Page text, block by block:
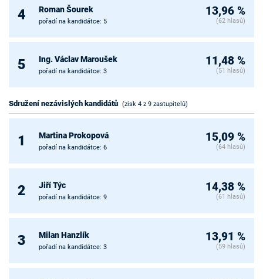
4 Roman Šourek
pořadí na kandidátce: 5
13,96 %
(62 hlasů)
5 Ing. Václav Maroušek
pořadí na kandidátce: 3
11,48 %
(51 hlasů)
Sdružení nezávislých kandidátů (zisk 4 z 9 zastupitelů)
1 Martina Prokopová
pořadí na kandidátce: 6
15,09 %
(64 hlasů)
2 Jiří Týc
pořadí na kandidátce: 9
14,38 %
(61 hlasů)
3 Milan Hanzlík
pořadí na kandidátce: 3
13,91 %
(59 hlasů)